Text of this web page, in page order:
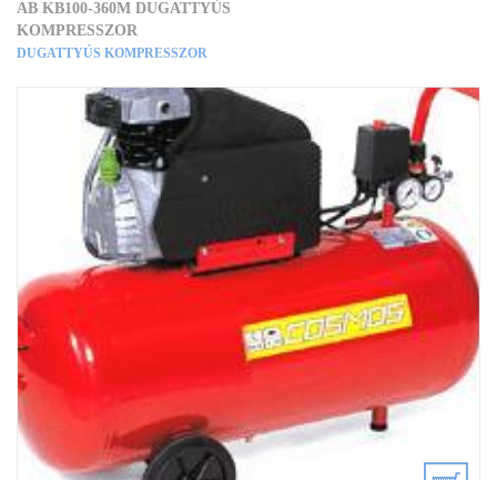
AB KB100-360M DUGATTYÚS
KOMPRESSZOR
DUGATTYÚS KOMPRESSZOR